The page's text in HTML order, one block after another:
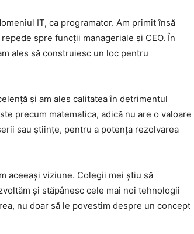
IT, ca programator. Am primit însă
spre funcții manageriale și CEO. În
ales să construiesc un loc pentru
și am ales calitatea în detrimentul
precum matematica, adică nu are o valoare
sau științe, pentru a potența rezolvarea
aceeași viziune. Colegii mei știu să
și stăpânesc cele mai noi tehnologii
nu doar să le povestim despre un concept